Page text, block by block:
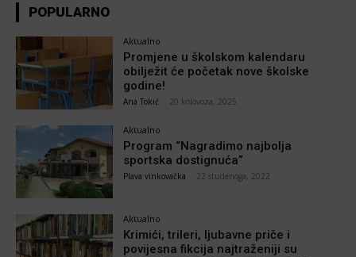
POPULARNO
Aktualno
Promjene u školskom kalendaru
obilježit će početak nove školske
godine!
Ana Tokić 20 kolovoza, 2025
Aktualno
Program “Nagradimo najbolja
sportska dostignuća”
Plava vinkovačka 22 studenoga, 2022
Aktualno
Krimići, trileri, ljubavne priče i
povijesna fikcija najtraženiji su